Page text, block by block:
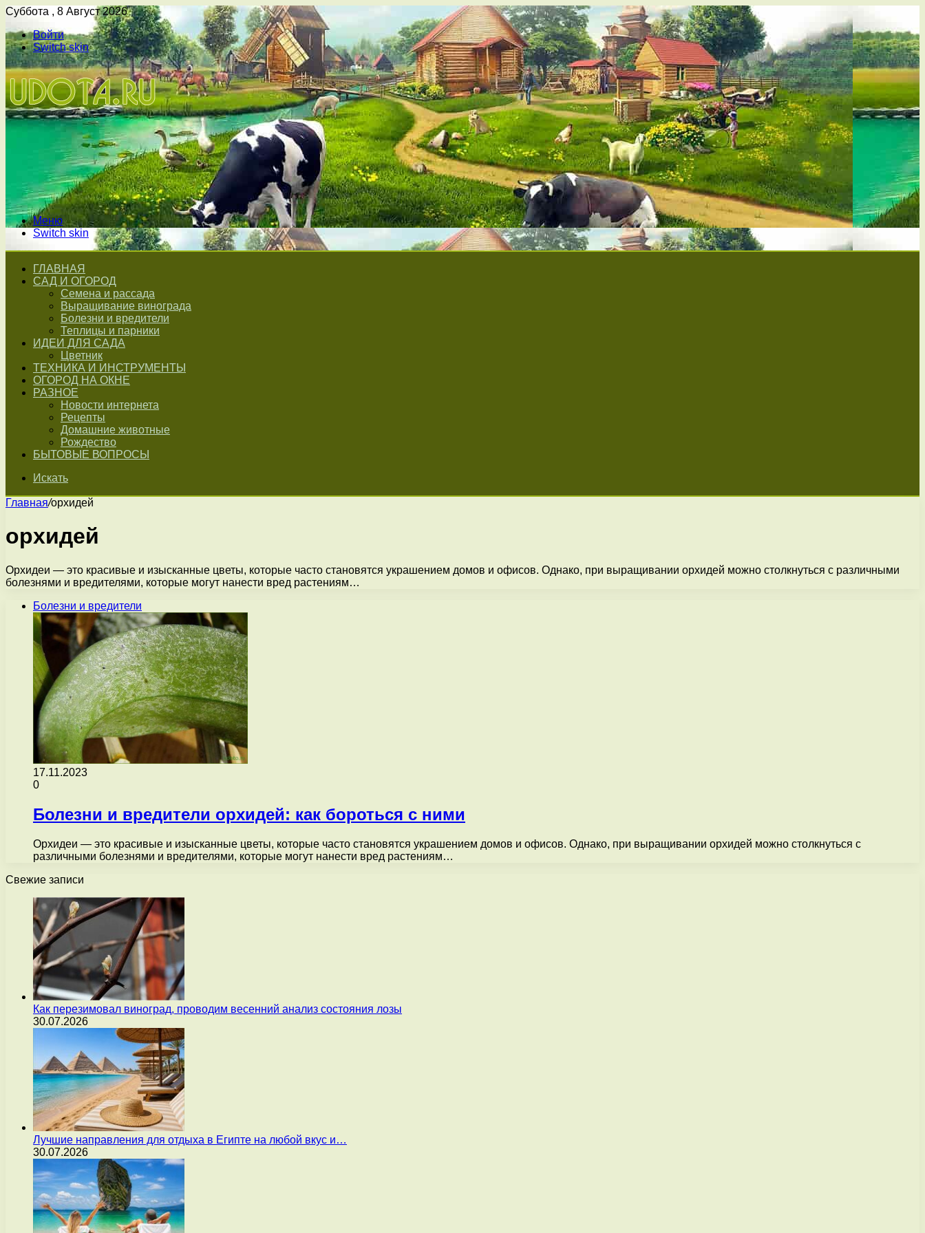
Суббота , 8 Август 2026
Войти
Switch skin
Меню
Switch skin
ГЛАВНАЯ
САД И ОГОРОД
Семена и рассада
Выращивание винограда
Болезни и вредители
Теплицы и парники
ИДЕИ ДЛЯ САДА
Цветник
ТЕХНИКА И ИНСТРУМЕНТЫ
ОГОРОД НА ОКНЕ
РАЗНОЕ
Новости интернета
Рецепты
Домашние животные
Рождество
БЫТОВЫЕ ВОПРОСЫ
Искать
Главная/орхидей
орхидей
Орхидеи — это красивые и изысканные цветы, которые часто становятся украшением домов и офисов. Однако, при выращивании орхидей можно столкнуться с различными
болезнями и вредителями, которые могут нанести вред растениям…
Болезни и вредители
17.11.2023
0
Болезни и вредители орхидей: как бороться с ними
Орхидеи — это красивые и изысканные цветы, которые часто становятся украшением домов и офисов. Однако, при выращивании орхидей можно столкнуться с
различными болезнями и вредителями, которые могут нанести вред растениям…
Свежие записи
Как перезимовал виноград, проводим весенний анализ состояния лозы
30.07.2026
Лучшие направления для отдыха в Египте на любой вкус и…
30.07.2026